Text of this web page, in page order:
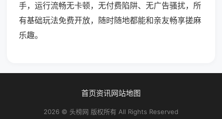
手，运行流畅无卡顿，无付费陷阱、无广告骚扰，所
有基础玩法免费开放，随时随地都能和亲友畅享搓麻
乐趣。
首页资讯网站地图
2026 © 头榜网 版权所有 All Rights Reserved